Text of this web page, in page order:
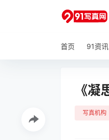
首页 91资讯
《
写真机构